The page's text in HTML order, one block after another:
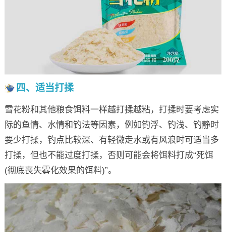
四、适当打揉
雪花粉和其他粮食饵料一样越打揉越粘，打揉时要考虑实
际的鱼情、水情和钓法等因素，例如钓浮、钓浅、钓静时
要少打揉，钓点比较深、有轻微走水或有风浪时可适当多
打揉，但也不能过度打揉，否则可能会将饵料打成“死饵
(彻底丧失雾化效果的饵料)”。